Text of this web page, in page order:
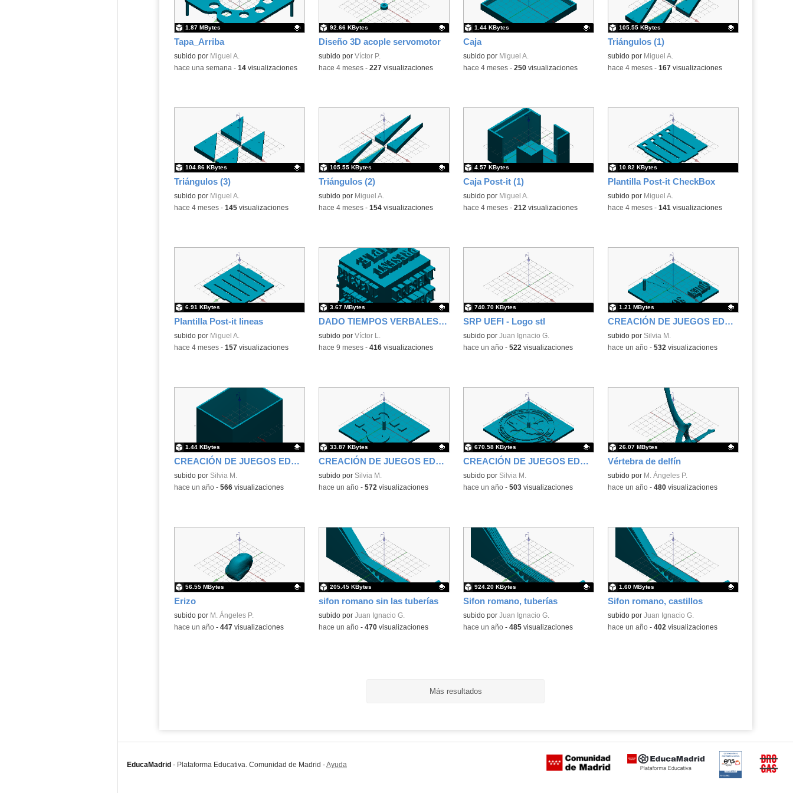
Tapa_Arriba
Contenido educativo.
subido por Miguel A.
1.87 MBytes
-hace una semana - 14visualizaciones
Diseño 3D acople servomotor
Contenido educativo.
subido por Víctor P.
92.66 KBytes
-hace 4 meses- 227visualizaciones
Caja
Contenido educativo.
subido por Miguel A.
1.44 KBytes
-hace 4 meses- 250visualizaciones
Triángulos (1)
Contenido educativo.
subido por Miguel A.
105.55 KBytes
-hace 4 meses- 167visualizaciones
Triángulos (3)
Contenido educativo.
subido por Miguel A.
104.86 KBytes
-hace 4 meses- 145visualizaciones
Triángulos (2)
Contenido educativo.
subido por Miguel A.
105.55 KBytes
-hace 4 meses- 154visualizaciones
Caja Post-it (1)
subido por Miguel A.
4.57 KBytes
-hace 4 meses- 212 visualizaciones
Plantilla Post-it CheckBox
subido por Miguel A.
10.82 KBytes
-hace 4 meses- 141 visualizaciones
Plantilla Post-it lineas
subido por Miguel A.
6.91 KBytes
-hace 4 meses- 157visualizaciones
DADO TIEMPOS VERBALES MOD 1 STL
Contenido educativo.
subido por Víctor L.
3.67 MBytes
-hace 9 meses- 416visualizaciones
SRP UEFI - Logo stl
subido por Juan Ignacio G.
740.70 KBytes
-hace un año- 522 visualizaciones
CREACIÓN DE JUEGOS EDUCATIVOS A TRAVÉS DEL DISEÑO E IMPRESIÓN 3D EN EL AULA DE RELIGIÓN
Contenido educativo.
subido por Silvia M.
1.21 MBytes
-hace un año- 532 visualizaciones
CREACIÓN DE JUEGOS EDUCATIVOS A TRAVÉS DEL DISEÑO E IMPRESIÓN 3D EN EL AULA DE RELIGIÓN
Contenido educativo.
subido por Silvia M.
1.44 KBytes
-hace un año- 566visualizaciones
CREACIÓN DE JUEGOS EDUCATIVOS A TRAVÉS DEL DISEÑO E IMPRESIÓN 3D EN EL AULA DE RELIGIÓN
Contenido educativo.
subido por Silvia M.
33.87 KBytes
-hace un año- 572 visualizaciones
CREACIÓN DE JUEGOS EDUCATIVOS A TRAVÉS DEL DISEÑO E IMPRESIÓN 3D EN EL AULA DE RELIGIÓN
Contenido educativo.
subido por Silvia M.
670.58 KBytes
-hace un año- 503visualizaciones
Vértebra de delfín
Contenido educativo.
subido por M. Ángeles P.
26.07 MBytes
-hace un año- 480visualizaciones
Erizo
Contenido educativo.
subido por M. Ángeles P.
56.55 MBytes
-hace un año- 447visualizaciones
sifon romano sin las tuberías
Contenido educativo.
subido por Juan Ignacio G.
205.45 KBytes
-hace un año- 470visualizaciones
Sifon romano, tuberías
Contenido educativo.
subido por Juan Ignacio G.
924.20 KBytes
-hace un año- 485visualizaciones
Sifon romano, castillos
Contenido educativo.
subido por Juan Ignacio G.
1.60 MBytes
-hace un año- 402 visualizaciones
Más resultados
EducaMadrid - Plataforma Educativa. Comunidad de Madrid -Ayuda Certificación Buzón